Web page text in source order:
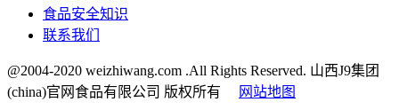
食品安全知识
联系我们
@2004-2020 weizhiwang.com .All Rights Reserved. 山西J9集团
(china)官网食品有限公司 版权所有
网站地图